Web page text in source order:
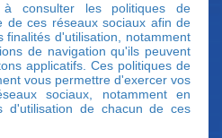
à consulter les politiques de
de ces réseaux sociaux afin de
finalités d'utilisation, notamment
de navigation qu'ils peuvent
applicatifs. Ces politiques de
vous permettre d'exercer vos
sociaux, notamment en
d'utilisation de chacun de ces